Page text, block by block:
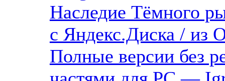
Наследие Тёмного
с Яндекс.Диска / из
Полные версии без